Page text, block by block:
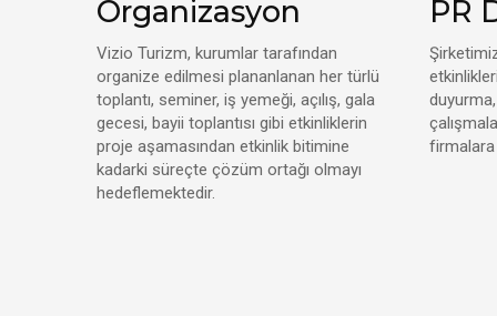
Organizasyon
Vizio Turizm, kurumlar tarafından
organize edilmesi plananlanan her türlü
toplantı, seminer, iş yemeği, açılış, gala
gecesi, bayii toplantısı gibi etkinliklerin
proje aşamasından etkinlik bitimine
kadarki süreçte çözüm ortağı olmayı
hedeflemektedir.
PR